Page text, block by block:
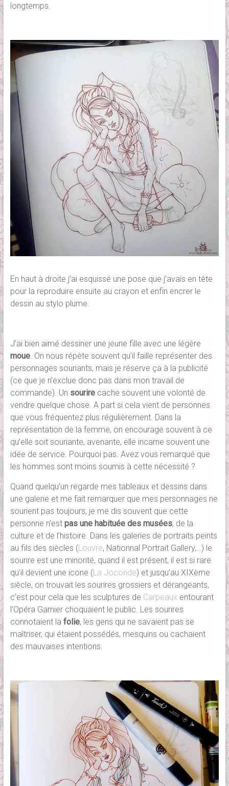
longtemps.
En haut à droite j’ai esquissé une pose que j’avais en tête
pour la reproduire ensuite au crayon et enfin encrer le
dessin au stylo plume.
J’ai bien aimé dessiner une jeune fille avec une légère
moue. On nous répète souvent qu’il faille représenter des
personnages souriants, mais je réserve ça à la publicité
(ce que je n’exclue donc pas dans mon travail de
commande). Un sourirecache souvent une volonté de
vendre quelque chose. A part si cela vient de personnes
que vous fréquentez plus régulièrement. Dans la
représentation de la femme, on encourage souvent à ce
qu’elle soit souriante, avenante, elle incarne souvent une
idée de service. Pourquoi pas. Avez vous remarqué que
les hommes sont moins soumis à cette nécessité ?
Quand quelqu’un regarde mes tableaux et dessins dans
une galerie et me fait remarquer que mes personnages ne
sourient pas toujours, je me dis souvent que cette
personne n’estpas une habituée des musées, de la
culture et de l’histoire. Dans les galeries de portraits peints
au fils des siècles (Louvre, Nationnal Portrait Gallery,…) le
sourire est une minorité, quand il est présent, il est si rare
qu’il devient une icone (La Joconde) et jusqu’au XIXème
siècle, on trouvait les sourires grossiers et dérangeants,
c’est pour cela que les sculptures de Carpeaux entourant
l’Opéra Garnier choquaient le public. Les sourires
connotaient la folie, les gens qui ne savaient pas se
maîtriser, qui étaient possédés, mesquins ou cachaient
des mauvaises intentions.